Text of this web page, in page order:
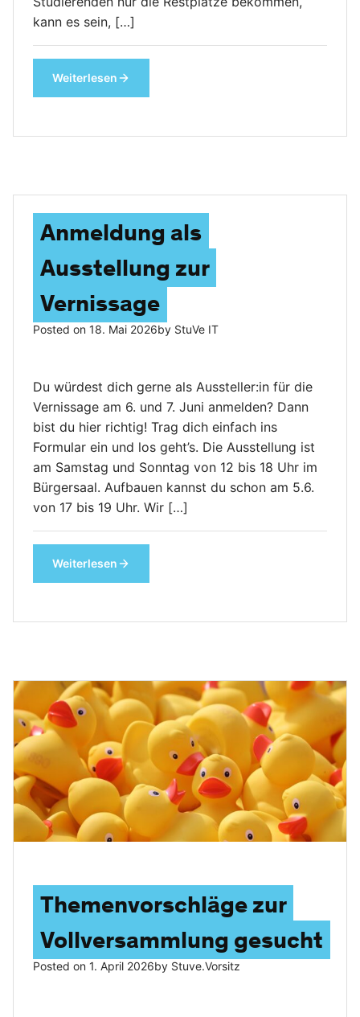
kann es sein, […]
Weiterlesen
Anmeldung als
Ausstellung zur
Vernissage
Posted on 18. Mai 2026by StuVe IT
Du würdest dich gerne als Aussteller:in für die
Vernissage am 6. und 7. Juni anmelden? Dann
bist du hier richtig! Trag dich einfach ins
Formular ein und los geht’s. Die Ausstellung ist
am Samstag und Sonntag von 12 bis 18 Uhr im
Bürgersaal. Aufbauen kannst du schon am 5.6.
von 17 bis 19 Uhr. Wir […]
Weiterlesen
Themenvorschläge zur
Vollversammlung gesucht
Posted on 1. April 2026by Stuve.vorsitz